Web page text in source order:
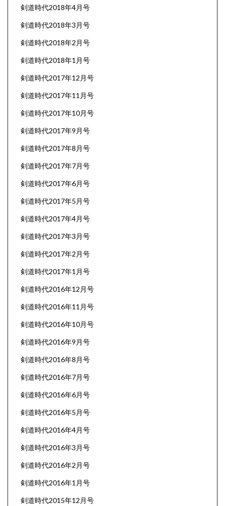
剣道時代2018年4月号
剣道時代2018年3月号
剣道時代2018年2月号
剣道時代2018年1月号
剣道時代2017年12月号
剣道時代2017年11月号
剣道時代2017年10月号
剣道時代2017年9月号
剣道時代2017年8月号
剣道時代2017年7月号
剣道時代2017年6月号
剣道時代2017年5月号
剣道時代2017年4月号
剣道時代2017年3月号
剣道時代2017年2月号
剣道時代2017年1月号
剣道時代2016年12月号
剣道時代2016年11月号
剣道時代2016年10月号
剣道時代2016年9月号
剣道時代2016年8月号
剣道時代2016年7月号
剣道時代2016年6月号
剣道時代2016年5月号
剣道時代2016年4月号
剣道時代2016年3月号
剣道時代2016年2月号
剣道時代2016年1月号
剣道時代2015年12月号